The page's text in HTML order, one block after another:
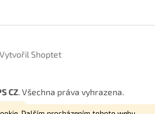
Vytvořil Shoptet
CZ. Všechna práva vyhrazena.